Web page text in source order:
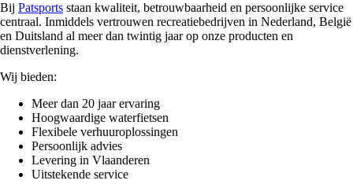
Bij Patsports staan kwaliteit, betrouwbaarheid en persoonlijke service
centraal. Inmiddels vertrouwen recreatiebedrijven in Nederland, België
en Duitsland al meer dan twintig jaar op onze producten en
dienstverlening.
Wij bieden:
Meer dan 20 jaar ervaring
Hoogwaardige waterfietsen
Flexibele verhuuroplossingen
Persoonlijk advies
Levering in Vlaanderen
Uitstekende service